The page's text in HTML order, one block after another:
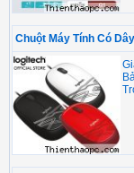
Chuột Máy Tính Có